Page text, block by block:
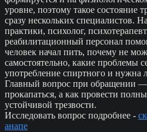
уровне, поэтому такое состояние
сразу нескольких специалистов.
практики, психолог,
реабилитационный персонал
человек начал пить, почему не
самостоятельно, какие проблемы
употребление спиртного и нужна
Главный вопрос при обращении —
прокапаться, а как провести
устойчивой трезвости.
Исследовать вопрос подробнее -
анапе